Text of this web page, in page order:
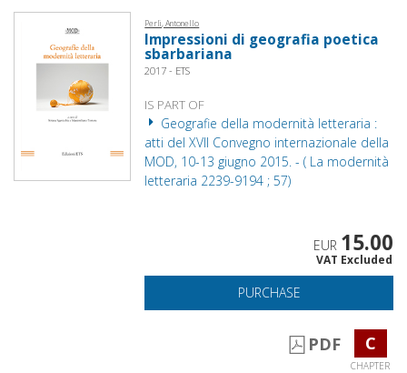
Perli, Antonello
Impressioni di geografia poetica
sbarbariana
2017 - ETS
IS PART OF
Geografie della modernità letteraria :
atti del XVII Convegno internazionale della
MOD, 10-13 giugno 2015. - ( La modernità
letteraria 2239-9194 ; 57)
EUR 15.00
VAT Excluded
PURCHASE
PDF C
CHAPTER